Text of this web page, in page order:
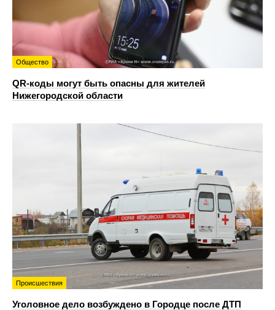
Общество
QR-коды могут быть опасны для жителей
Нижегородской области
Происшествия
Уголовное дело возбуждено в Городце после ДТП